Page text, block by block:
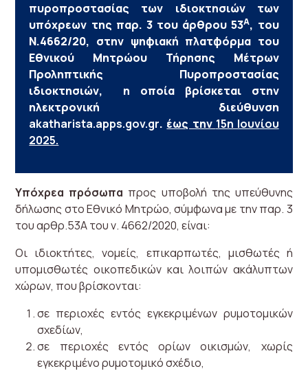
πυροπροστασίας των ιδιοκτησιών των
υπόχρεων της παρ. 3 του άρθρου 53Α, του
Ν.4662/20, στην ψηφιακή πλατφόρμα του
Εθνικού Μητρώου Τήρησης Μέτρων
Προληπτικής Πυροπροστασίας
ιδιοκτησιών, η οποία βρίσκεται στην
ηλεκτρονική διεύθυνση
akatharista.apps.gov.gr. έως την 15η Ιουνίου
2025.
Υπόχρεα πρόσωπα προς υποβολή της υπεύθυνης
δήλωσης στο Εθνικό Μητρώο, σύμφωνα με την παρ. 3
του αρθρ.53Α του ν. 4662/2020, είναι:
Οι ιδιοκτήτες, νομείς, επικαρπωτές, μισθωτές ή
υπομισθωτές οικοπεδικών και λοιπών ακάλυπτων
χώρων, που βρίσκονται:
σε περιοχές εντός εγκεκριμένων ρυμοτομικών
σχεδίων,
σε περιοχές εντός ορίων οικισμών, χωρίς
εγκεκριμένο ρυμοτομικό σχέδιο,